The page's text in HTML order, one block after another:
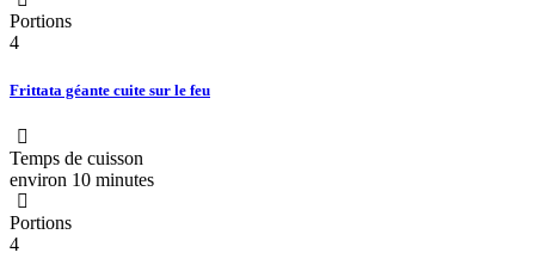
Portions
4
Frittata géante cuite sur le feu
Temps de cuisson
environ 10 minutes
Portions
4